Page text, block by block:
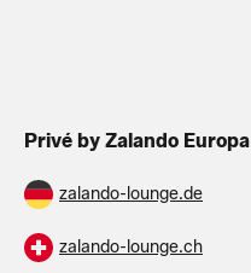
Privé by Zalando Europa
zalando-lounge.de
zalando-lounge.ch